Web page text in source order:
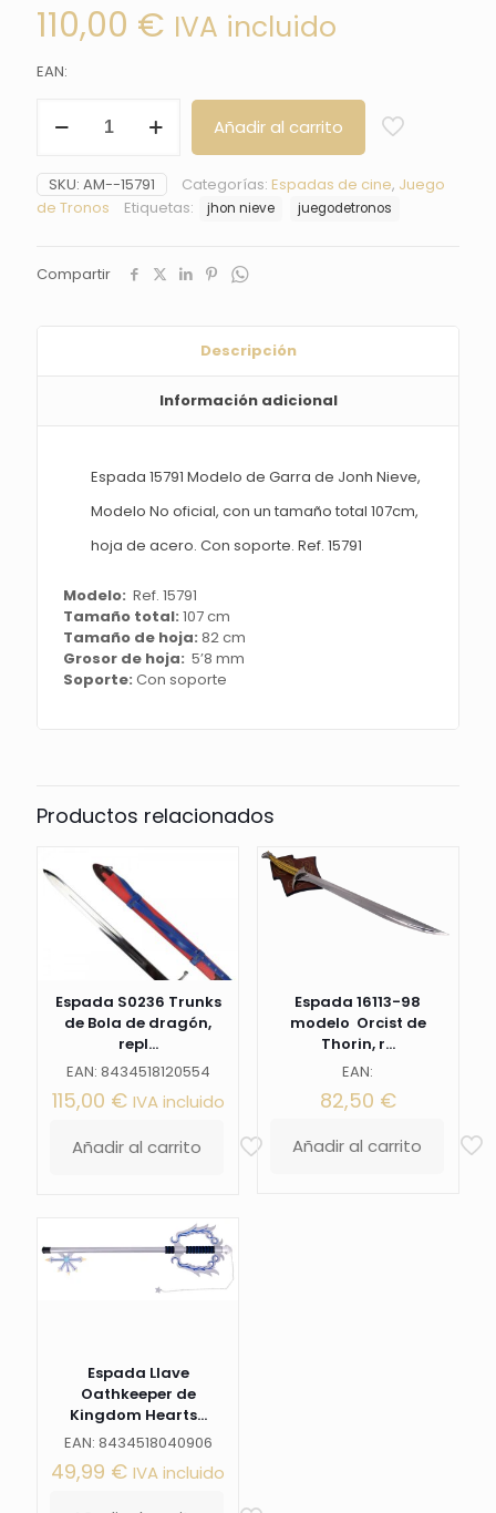
110,00 € IVA incluido
EAN:
Garra
Jonh
Nieve,
Modelo
Ref.
Añadir al carrito
SKU: AM--15791 Categorías: Espadas de cine, Juego
de Tronos
Etiquetas: jhon nieve juegodetronos
Compartir
Descripción
Información adicional
Espada 15791 Modelo de Garra de Jonh Nieve,
Modelo No oficial, con un tamaño total 107cm,
hoja de acero. Con soporte. Ref. 15791
Modelo: Ref. 15791
Tamaño total:107 cm
Tamaño de hoja:82 cm
Grosor de hoja:5’8 mm
Soporte:Con soporte
Productos relacionados
Espada S0236 Trunks
de Bola de dragón,
repl...
EAN: 8434518120554
115,00 € IVA incluido
Añadir al carrito
Espada 16113-98
modelo Orcist de
Thorin, r...
EAN:
82,50 €
Añadir al carrito
Espada Llave
Oathkeeper de
Kingdom Hearts...
EAN: 8434518040906
49,99 € IVA incluido